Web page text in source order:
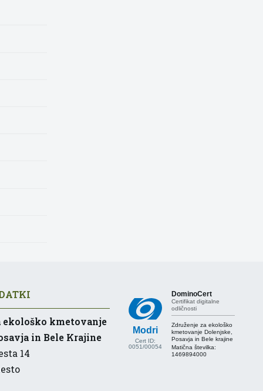
ekološko kmetovanje
in Bele Krajine
14
Modri
Cert ID:
0051/00054
DominoCert
Certifikat digitalne
odličnosti
Združenje za ekološko
kmetovanje Dolenjske,
Posavja in Bele krajine
Matična številka:
1469894000